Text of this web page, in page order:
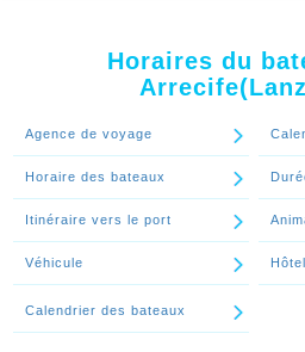
sont fournies par les ferries en
Les heures de départs et les heures
option payante.
Horaires du
Agence de voyage
Horaire des bateaux
Itinéraire vers le port
Véhicule
Calendrier des bateaux